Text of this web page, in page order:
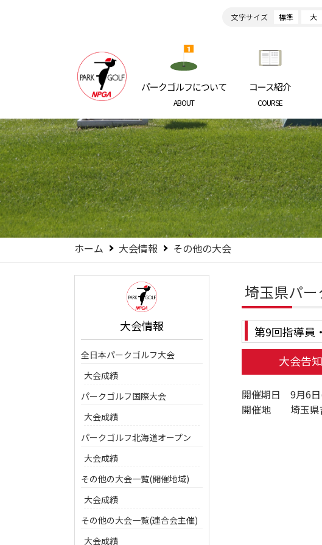
文字サイズ 標準 大
日本パークゴルフ協会 NIPPON PARKGOLF
パークゴルフについて
ABOUT
コース紹介
COURSE
ホーム 大会情報 その他の大会
大会情報
全日本パークゴルフ大会
大会成績
パークゴルフ国際大会
大会成績
パークゴルフ北海道オープン
大会成績
その他の大会一覧(開催地域)
大会成績
その他の大会一覧(連合会主催)
大会成績
埼玉県パ
第9回指導員
大会告知
開催期日 9月6
開催地 埼玉県